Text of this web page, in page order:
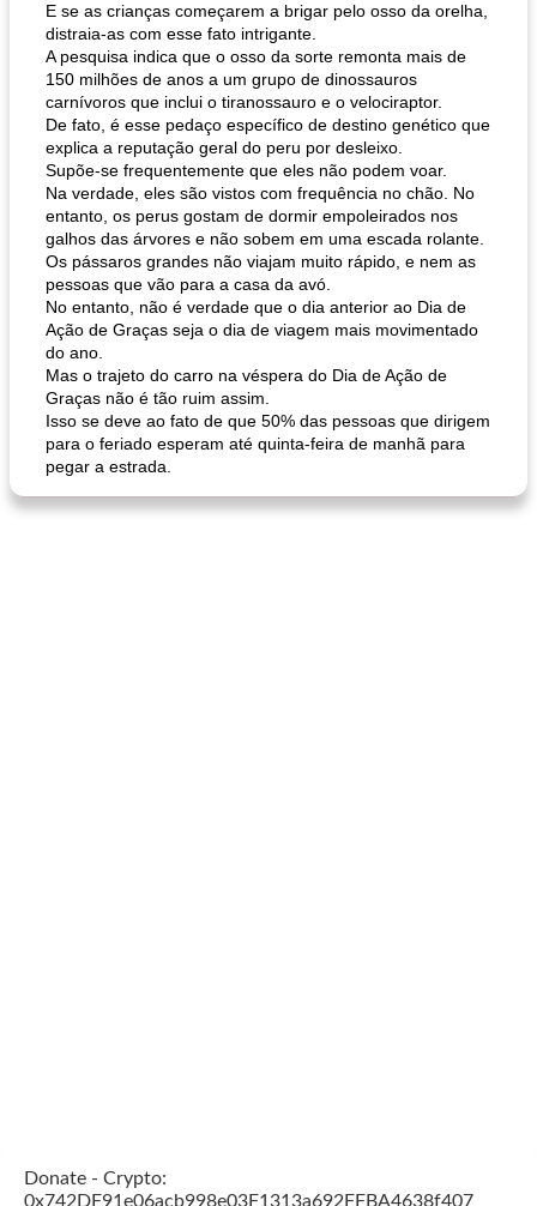
E se as crianças começarem a brigar pelo osso da orelha,
distraia-as com esse fato intrigante.
A pesquisa indica que o osso da sorte remonta mais de
150 milhões de anos a um grupo de dinossauros
carnívoros que inclui o tiranossauro e o velociraptor.
De fato, é esse pedaço específico de destino genético que
explica a reputação geral do peru por desleixo.
Supõe-se frequentemente que eles não podem voar.
Na verdade, eles são vistos com frequência no chão. No
entanto, os perus gostam de dormir empoleirados nos
galhos das árvores e não sobem em uma escada rolante.
Os pássaros grandes não viajam muito rápido, e nem as
pessoas que vão para a casa da avó.
No entanto, não é verdade que o dia anterior ao Dia de
Ação de Graças seja o dia de viagem mais movimentado
do ano.
Mas o trajeto do carro na véspera do Dia de Ação de
Graças não é tão ruim assim.
Isso se deve ao fato de que 50% das pessoas que dirigem
para o feriado esperam até quinta-feira de manhã para
pegar a estrada.
Donate - Crypto:
0x742DF91e06acb998e03F1313a692FFBA4638f407